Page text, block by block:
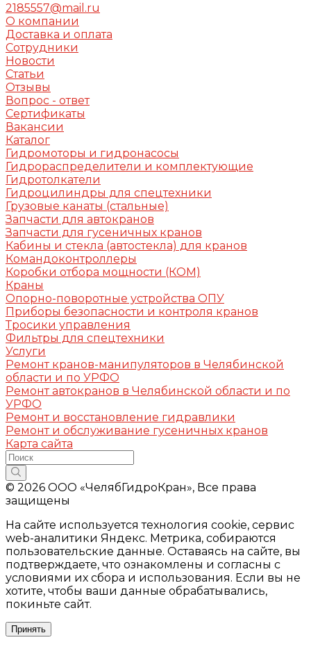
2185557@mail.ru
О компании
Доставка и оплата
Сотрудники
Новости
Статьи
Отзывы
Вопрос - ответ
Сертификаты
Вакансии
Каталог
Гидромоторы и гидронасосы
Гидрораспределители и комплектующие
Гидротолкатели
Гидроцилиндры для спецтехники
Грузовые канаты (стальные)
Запчасти для автокранов
Запчасти для гусеничных кранов
Кабины и стекла (автостекла) для кранов
Командоконтроллеры
Коробки отбора мощности (КОМ)
Краны
Опорно-поворотные устройства ОПУ
Приборы безопасности и контроля кранов
Тросики управления
Фильтры для спецтехники
Услуги
Ремонт кранов-манипуляторов в Челябинской
области и по УРФО
Ремонт автокранов в Челябинской области и по
УРФО
Ремонт и восстановление гидравлики
Ремонт и обслуживание гусеничных кранов
Карта сайта
© 2026 ООО «ЧелябГидроКран», Все права
защищены
На сайте используется технология cookie, сервис
web-аналитики Яндекс. Метрика, собираются
пользовательские данные. Оставаясь на сайте, вы
подтверждаете, что ознакомлены и согласны с
условиями их сбора и использования. Если вы не
хотите, чтобы ваши данные обрабатывались,
покиньте сайт.
Принять